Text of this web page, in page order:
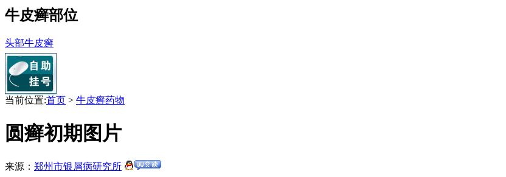
牛皮癣部位
头部牛皮癣
当前位置:首页 > 牛皮癣药物
圆癣初期图片
来源： 郑州市银屑病研究所